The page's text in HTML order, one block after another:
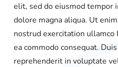
elit, sed do eiusmod tempor
dolore magna aliqua. Ut
nostrud exercitation
ea commodo consequat.
reprehenderit in voluptate